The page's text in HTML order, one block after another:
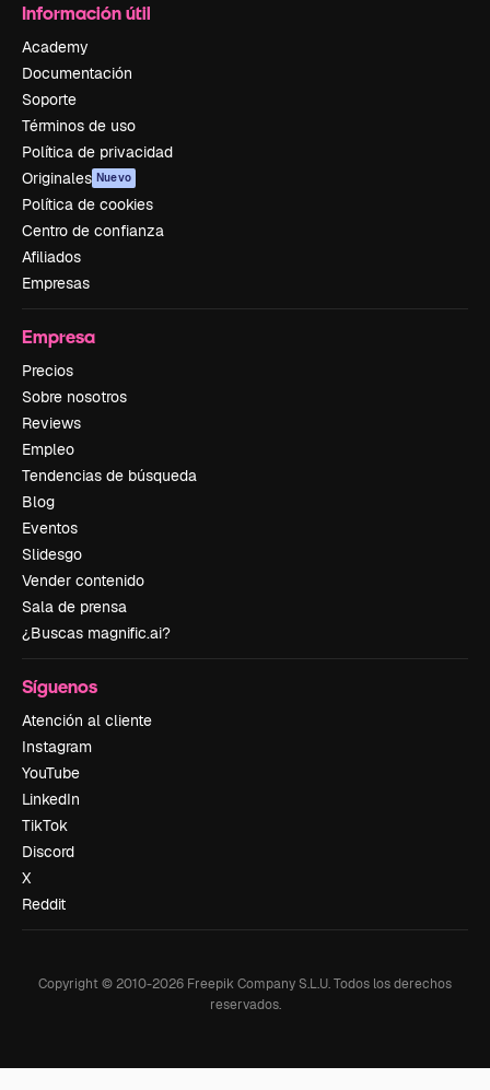
Información útil
Academy
Documentación
Soporte
Términos de uso
Política de privacidad
Originales Nuevo
Política de cookies
Centro de confianza
Afiliados
Empresas
Empresa
Precios
Sobre nosotros
Reviews
Empleo
Tendencias de búsqueda
Blog
Eventos
Slidesgo
Vender contenido
Sala de prensa
¿Buscas magnific.ai?
Síguenos
Atención al cliente
Instagram
YouTube
LinkedIn
TikTok
Discord
X
Reddit
Copyright © 2010-2026 Freepik Company S.L.U.Todos los derechos
reservados.